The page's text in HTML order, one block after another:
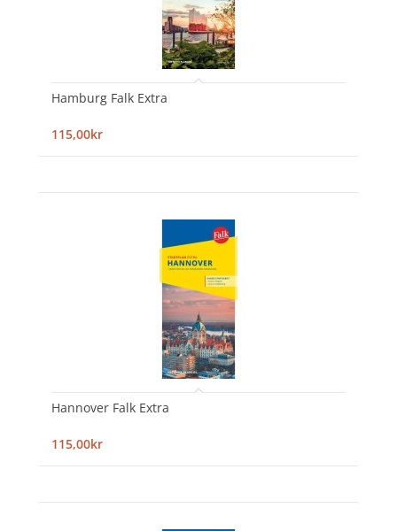
Hamburg Falk Extra
115,00kr
Hannover Falk Extra
115,00kr